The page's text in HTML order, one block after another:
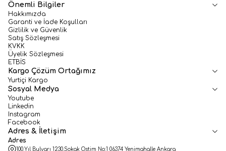
Önemli Bilgiler
Hakkımızda
Garanti ve İade Koşulları
Gizlilik ve Güvenlik
Satış Sözleşmesi
KVKK
Üyelik Sözleşmesi
ETBİS
Kargo Çözüm Ortağımız
Yurtiçi Kargo
Sosyal Medya
Youtube
Linkedin
Instagram
Facebook
Adres & İletişim
Adres
100.Yıl Bulvarı 1230.Sokak Ostim No:1 06374 Yenimahalle Ankara